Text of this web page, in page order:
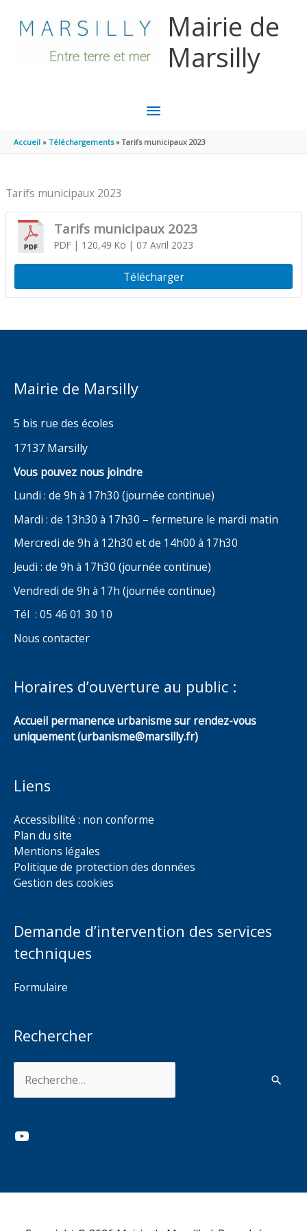
Mairie de
Marsilly
MENU
PRINCIPAL
Accueil Téléchargements Tarifs municipaux 2023
Tarifs municipaux 2023
Tarifs municipaux 2023
PDF| 120,49 Ko | 07 Avril 2023
Télécharger
Mairie de Marsilly
5 bis rue des écoles
17137 Marsilly
Vous pouvez nous joindre
Lundi : de 9h à 17h30 (journée continue)
Mardi : de 13h30 à 17h30 – fermeture le mardi matin
Mercredi de 9h à 12h30 et de 14h00 à 17h30
Jeudi : de 9h à 17h30 (journée continue)
Vendredi de 9h à 17h (journée continue)
Tél : 05 46 01 30 10
Nous contacter
Horaires d’ouverture au public :
Accueil permanence urbanisme sur rendez-vous
uniquement (urbanisme@marsilly.fr)
Liens
Accessibilité : non conforme
Plan du site
Mentions légales
Politique de protection des données
Gestion des cookies
Demande d’intervention des services
techniques
Formulaire
Rechercher
YouTube